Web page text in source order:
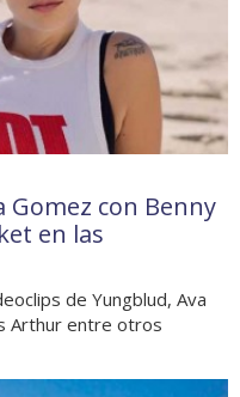
Gomez con Benny
en las
de Yungblud, Ava
Arthur entre otros